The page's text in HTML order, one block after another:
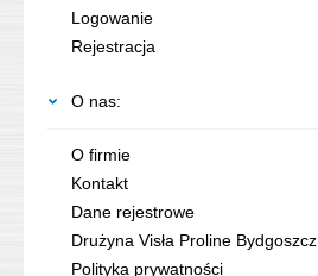
Logowanie
Rejestracja
O nas:
O firmie
Kontakt
Dane rejestrowe
Drużyna Visła Proline Bydgoszcz
Polityka prywatności